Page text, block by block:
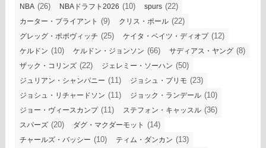
NBA (26) NBAドラフト2026 (10) spurs (22)
カーター・ブライアント (9) クリス・ポール (22)
グレッグ・ポポヴィッチ (25) ケイタ・ベイツ・ディオプ(12)
ケルドン (10) ケルドン・ジョンソン (66) サディアス・ヤング (8)
ザック・コリンズ (22) ジェレミー・ソーハン (50)
ジュリアン・シャンパニー (11) ジョシュ・プリモ (23)
ジョシュ・リチャードソン (11) ジョック・ランデール (10)
ジョー・ヴィースカンプ(11) ステフォン・キャッスル (36)
スパーズ (20) ダグ・マクダーモット (14)
チャールズ・バッシー (10) ティム・ダンカン (13)